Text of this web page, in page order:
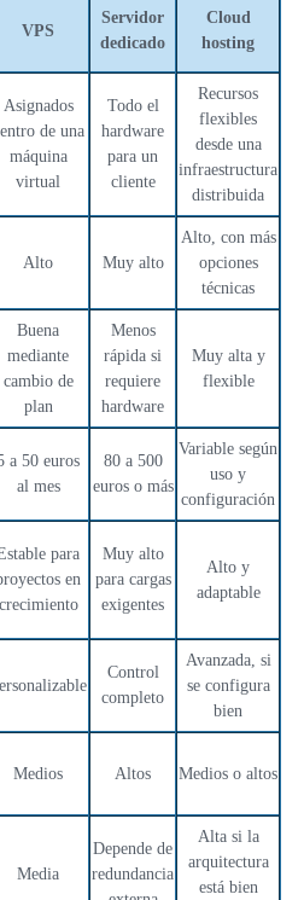
VPS
Servidor
dedicado
Cloud
hosting
Asignados
de una
máquina
virtual
Todo el
hardware
para un
cliente
Recursos
flexibles
desde una
infraestructura
distribuida
Alto Muy alto
Alto, con más
opciones
técnicas
Buena
mediante
cambio de
plan
Menos
rápida si
requiere
hardware
Muy alta y
flexible
a 50 euros
al mes
80 a 500
euros o más
Variable según
uso y
configuración
para
en
crecimiento
Muy alto
para cargas
exigentes
Alto y
adaptable
Control
completo
Avanzada, si
se configura
bien
Medios Altos Medios o altos
Media
Depende de
redundancia
Alta si la
arquitectura
está bien